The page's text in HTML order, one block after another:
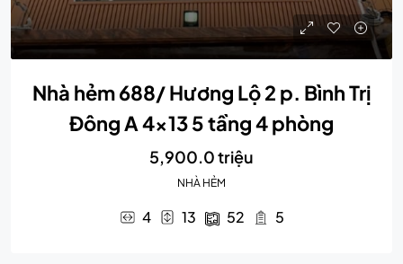
Nhà hẻm 688/ Hương Lộ 2 p. Bình Trị
Đông A 4×13 5 tầng 4 phòng
5,900.0 triệu
NHÀ HẺM
4 13 52 5